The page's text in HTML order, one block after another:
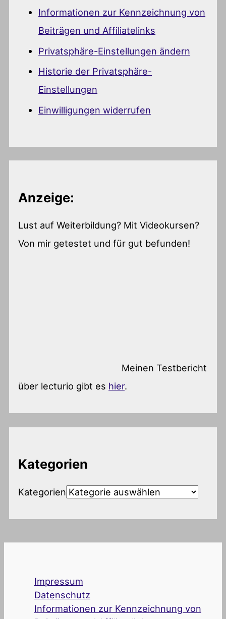
Informationen zur Kennzeichnung von
Beiträgen und Affiliatelinks
Privatsphäre-Einstellungen ändern
Historie der Privatsphäre-
Einstellungen
Einwilligungen widerrufen
Anzeige:
Lust auf Weiterbildung? Mit Videokursen?
Von mir getestet und für gut befunden!
Meinen Testbericht
über lecturio gibt es hier.
Kategorien
Kategorien
Impressum
Datenschutz
Informationen zur Kennzeichnung von